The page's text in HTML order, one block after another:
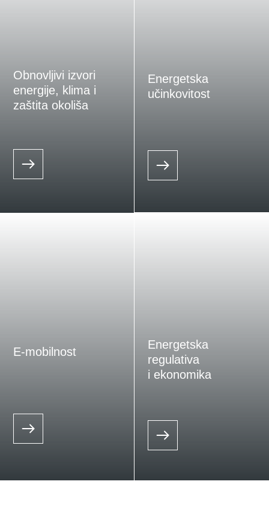
Obnovljivi izvori
energije, klima i
zaštita okoliša
Energetska
učinkovitost
E-mobilnost
Energetska
regulativa
i ekonomika